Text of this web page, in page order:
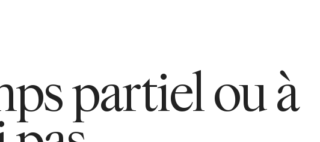
partiel ou à